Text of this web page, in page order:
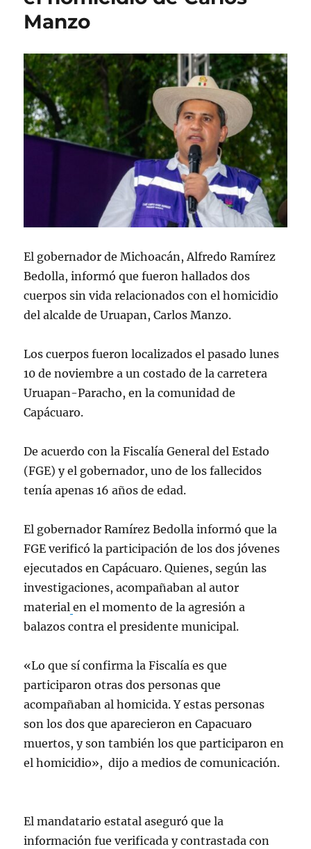
e
s
Manzo
El gobernador de Michoacán, Alfredo Ramírez
Bedolla, informó que fueron hallados dos
cuerpos sin vida relacionados con el homicidio
del alcalde de Uruapan, Carlos Manzo.
Los cuerpos fueron localizados el pasado lunes
10 de noviembre a un costado de la carretera
Uruapan-Paracho, en la comunidad de
Capácuaro.
De acuerdo con la Fiscalía General del Estado
(FGE) y el gobernador, uno de los fallecidos
tenía apenas 16 años de edad.
El gobernador Ramírez Bedolla informó que la
FGE verificó la participación de los dos jóvenes
ejecutados en Capácuaro. Quienes, según las
investigaciones, acompañaban al autor
material en el momento de la agresión a
balazos contra el presidente municipal.
«Lo que sí confirma la Fiscalía es que
participaron otras dos personas que
acompañaban al homicida. Y estas personas
son los dos que aparecieron en Capacuaro
muertos, y son también los que participaron en
el homicidio», dijo a medios de comunicación.
El mandatario estatal aseguró que la
información fue verificada y contrastada con